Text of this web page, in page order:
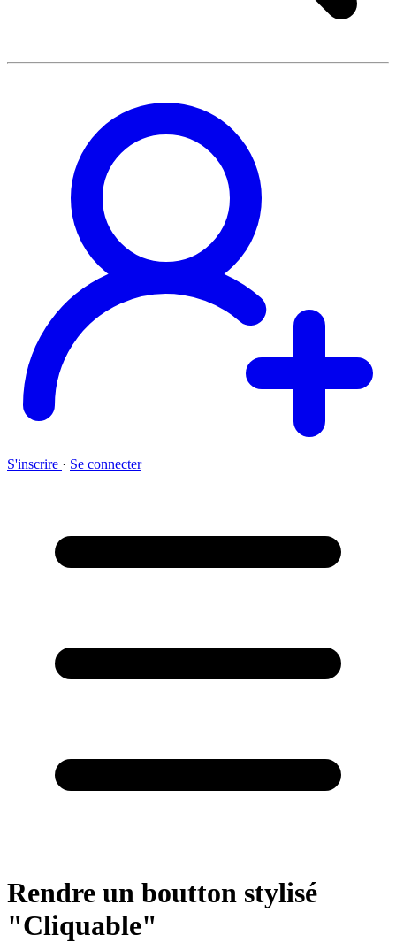
S'inscrire · Se connecter
Rendre un boutton stylisé
"Cliquable"